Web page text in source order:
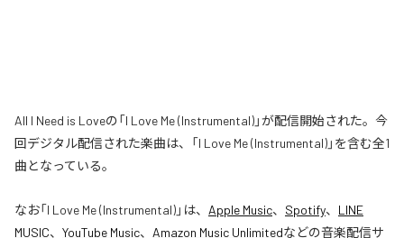
All I Need is Loveの「I Love Me (Instrumental)」が配信開始された。今
回デジタル配信された楽曲は、「I Love Me (Instrumental)」を含む全1
曲となっている。
なお「I Love Me (Instrumental)」は、 Apple Music、 Spotify、 LINE
MUSIC、 YouTube Music、 Amazon Music Unlimitedなどの音楽配信サ